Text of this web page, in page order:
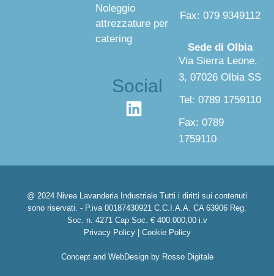
Noleggio
attrezzature per
catering
Social
Fax: 079 9349112
Sede di Olbia
Via Sierra Leone,
3, 07026 Olbia SS
Tel: 0789 1759110
Fax: 0789
1759110
@ 2024 Nivea Lavanderia Industriale Tutti i diritti sui contenuti
sono riservati. - P.iva 00187430921 C.C.I.A.A. CA 63906 Reg.
Soc. n. 4271 Cap Soc. € 400.000,00 i.v
Privacy Policy| Cookie Policy
Concept and WebDesign by Rosso Digitale